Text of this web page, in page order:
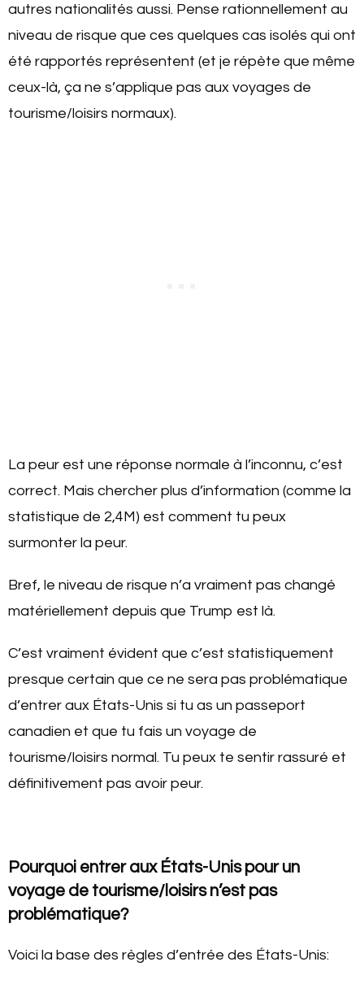
autres nationalités aussi. Pense rationnellement au
niveau de risque que ces quelques cas isolés qui ont
été rapportés représentent (et je répète que même
ceux-là, ça ne s’applique pas aux voyages de
tourisme/loisirs normaux).
La peur est une réponse normale à l’inconnu, c’est
correct. Mais chercher plus d’information (comme la
statistique de 2,4M) est comment tu peux
surmonter la peur.
Bref, le niveau de risque n’a vraiment pas changé
matériellement depuis que Trump est là.
C’est vraiment évident que c’est statistiquement
presque certain que ce ne sera pas problématique
d’entrer aux États-Unis si tu as un passeport
canadien et que tu fais un voyage de
tourisme/loisirs normal. Tu peux te sentir rassuré et
définitivement pas avoir peur.
Pourquoi entrer aux États-Unis pour un
voyage de tourisme/loisirs n’est pas
problématique?
Voici la base des règles d’entrée des États-Unis: